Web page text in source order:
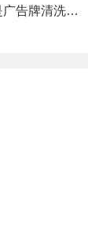
从各方面了解什么是广告牌清洗机吧